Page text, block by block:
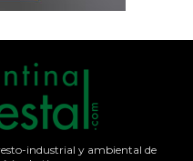
industrial y ambiental de